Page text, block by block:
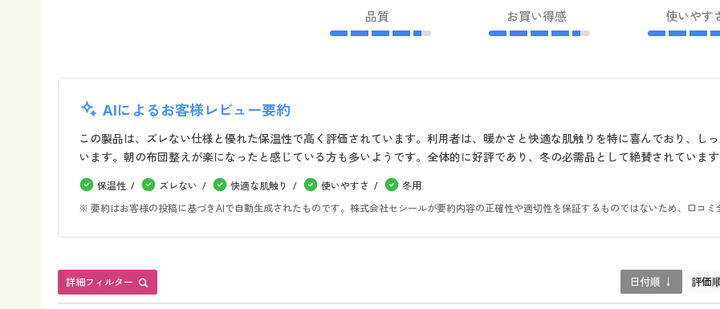
品質 お買い得感 使いやす
AIによるお客様レビュー要約
この製品は、ズレない仕様と優れた保温性で高く評価されています。利用者は、暖かさと快適な肌触りを特に喜んでおり、し
います。朝の布団整えが楽になったと感じている方も多いようです。全体的に好評であり、冬の必需品として絶賛されています
保温性 ズレない 快適な肌触り 使いやすさ
冬用
※ 要約はお客様の投稿に基づきAIで自動生成されたものです。株式会社セシールが要約内容の正確性や適切性を保証するものではないため、口コミ
詳細フィルター 日付順 ↓ 評価